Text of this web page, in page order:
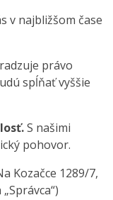
v najbližšom čase
právo
spĺňať vyššie
S našimi
pohovor.
Kozačce 1289/7,